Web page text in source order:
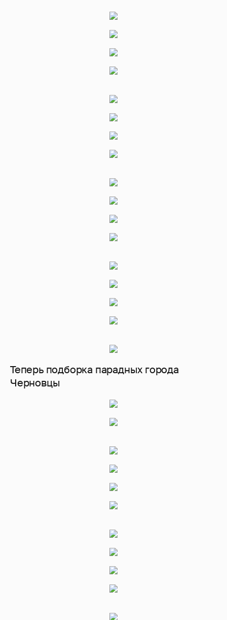
Теперь подборка парадных города
Черновцы